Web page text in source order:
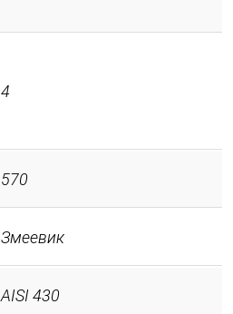
4
570
Змеевик
AISI 430